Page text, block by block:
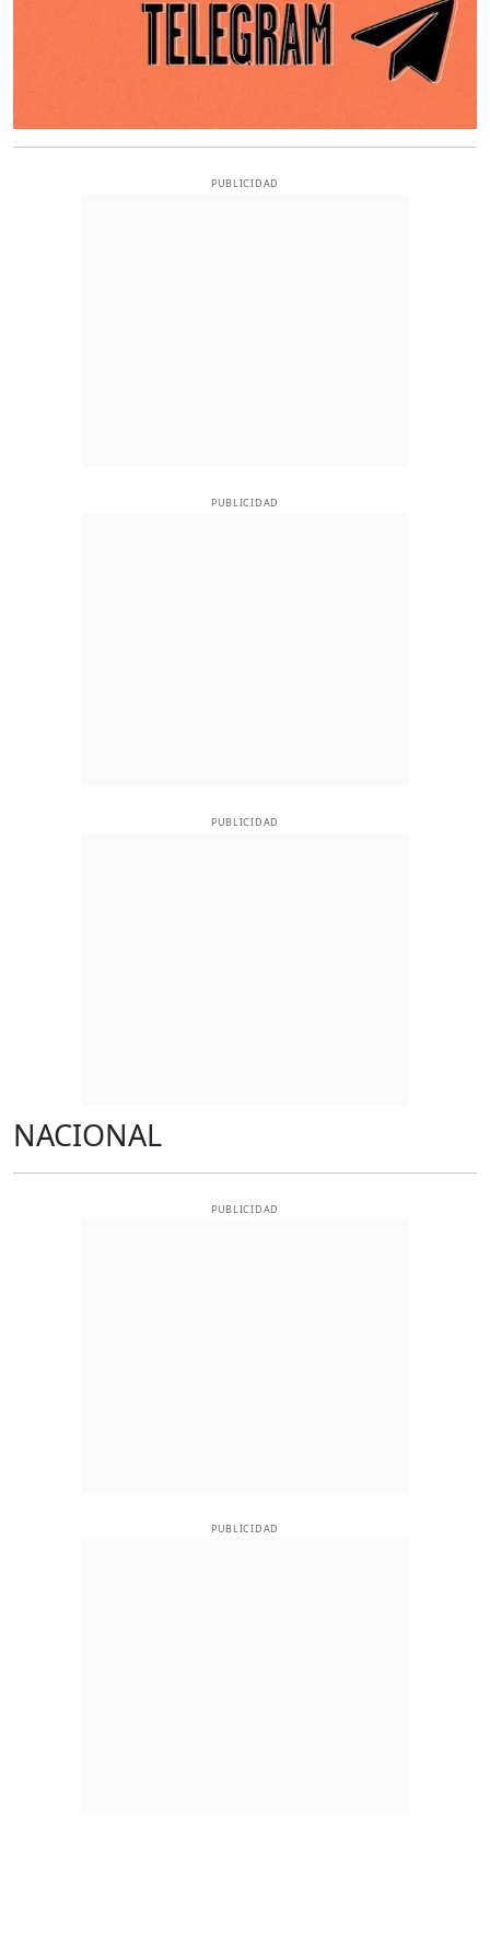
PUBLICIDAD
PUBLICIDAD
PUBLICIDAD
NACIONAL
PUBLICIDAD
PUBLICIDAD